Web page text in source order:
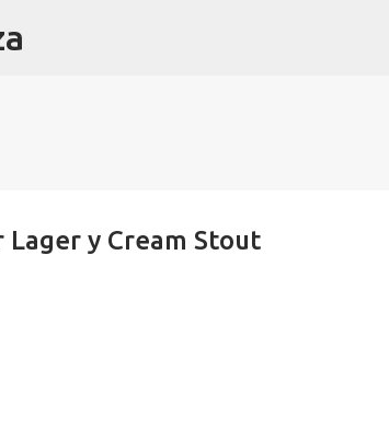
y Cream Stout